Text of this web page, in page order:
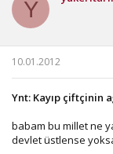
Y
10.01.2012
Ynt: Kayıp çiftçinin
babam bu millet ne
devlet üstlense